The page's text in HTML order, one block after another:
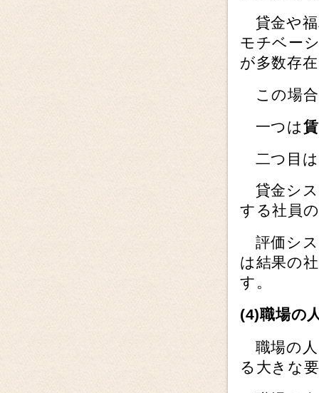
貸金や福
モチベー
が多数存
この場合
一つは
二つ目は
貸金シス
する社員
評価シス
は結果の
す。
(4)職場の
職場の人
る大きな